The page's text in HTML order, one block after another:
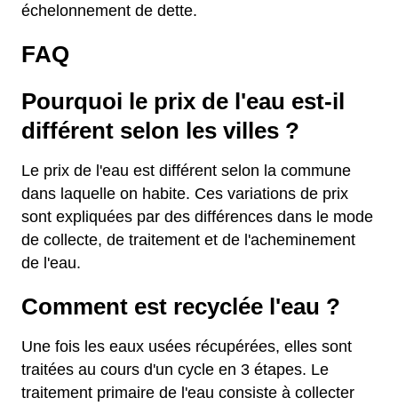
échelonnement de dette.
FAQ
Pourquoi le prix de l'eau est-il
différent selon les villes ?
Le prix de l'eau est différent selon la commune
dans laquelle on habite. Ces variations de prix
sont expliquées par des différences dans le mode
de collecte, de traitement et de l'acheminement
de l'eau.
Comment est recyclée l'eau ?
Une fois les eaux usées récupérées, elles sont
traitées au cours d'un cycle en 3 étapes. Le
traitement primaire de l'eau consiste à collecter